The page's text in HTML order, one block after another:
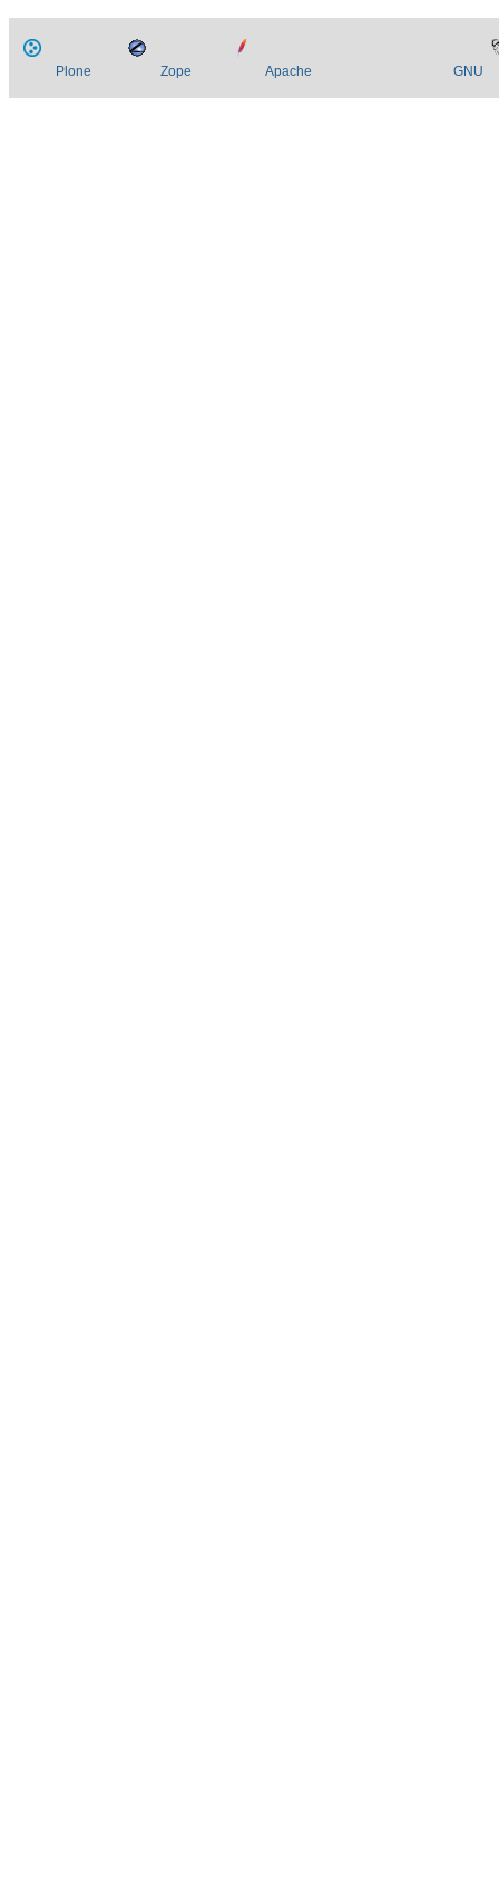
Plone Zope Apache GNU